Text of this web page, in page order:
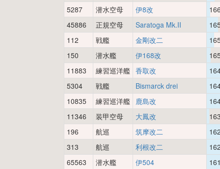
5287
潜水空母 伊8改
45886
正規空母 Saratoga Mk.II
112
戦艦 金剛改二
150
潜水艦 伊168改
11883
練習巡洋艦 香取改
5304
戦艦 Bismarck drei
10835
練習巡洋艦 鹿島改
11346
装甲空母 大鳳改
196
航巡 筑摩改二
313
航巡 利根改二
65563
潜水艦 伊504